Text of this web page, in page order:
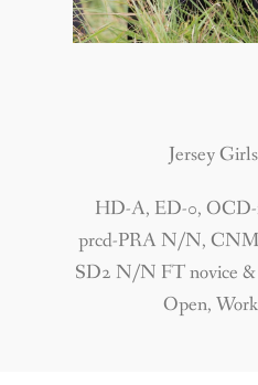
Jersey
HD-A, ED-0,
prcd-PRA N/N,
SD2 N/N FT novice
Open,